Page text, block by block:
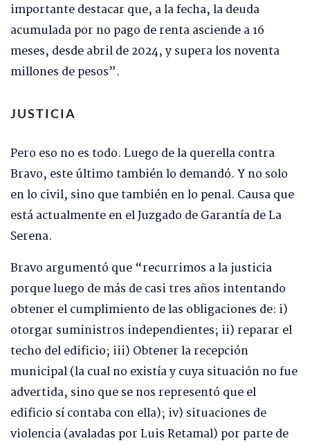
importante destacar que, a la fecha, la deuda
acumulada por no pago de renta asciende a 16
meses, desde abril de 2024, y supera los noventa
millones de pesos”.
JUSTICIA
Pero eso no es todo. Luego de la querella contra
Bravo, este último también lo demandó. Y no solo
en lo civil, sino que también en lo penal. Causa que
está actualmente en el Juzgado de Garantía de La
Serena.
Bravo argumentó que “recurrimos a la justicia
porque luego de más de casi tres años intentando
obtener el cumplimiento de las obligaciones de: i)
otorgar suministros independientes; ii) reparar el
techo del edificio; iii) Obtener la recepción
municipal (la cual no existía y cuya situación no fue
advertida, sino que se nos representó que el
edificio sí contaba con ella); iv) situaciones de
violencia (avaladas por Luis Retamal) por parte de